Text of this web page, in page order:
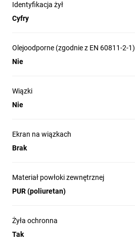
Identyfikacja żył
Cyfry
Olejoodporne (zgodnie z EN 60811-2-1)
Nie
Wiązki
Nie
Ekran na wiązkach
Brak
Materiał powłoki zewnętrznej
PUR (poliuretan)
Żyła ochronna
Tak